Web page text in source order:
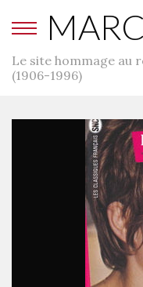
Le site hommage au
(1906-1996)